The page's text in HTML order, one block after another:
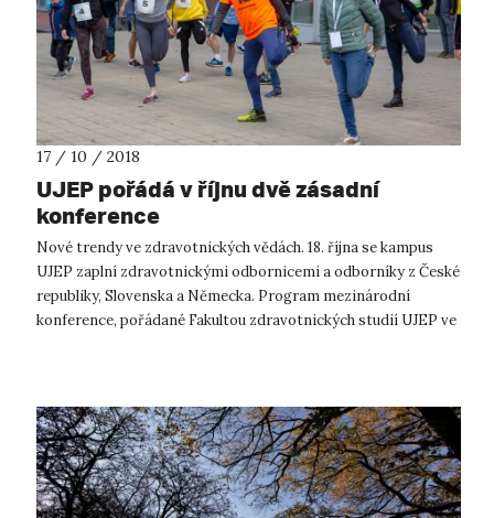
17 / 10 / 2018
UJEP pořádá v říjnu dvě zásadní
konference
Nové trendy ve zdravotnických vědách. 18. října se kampus
UJEP zaplní zdravotnickými odbornicemi a odborníky z České
republiky, Slovenska a Německa. Program mezinárodní
konference, pořádané Fakultou zdravotnických studií UJEP ve